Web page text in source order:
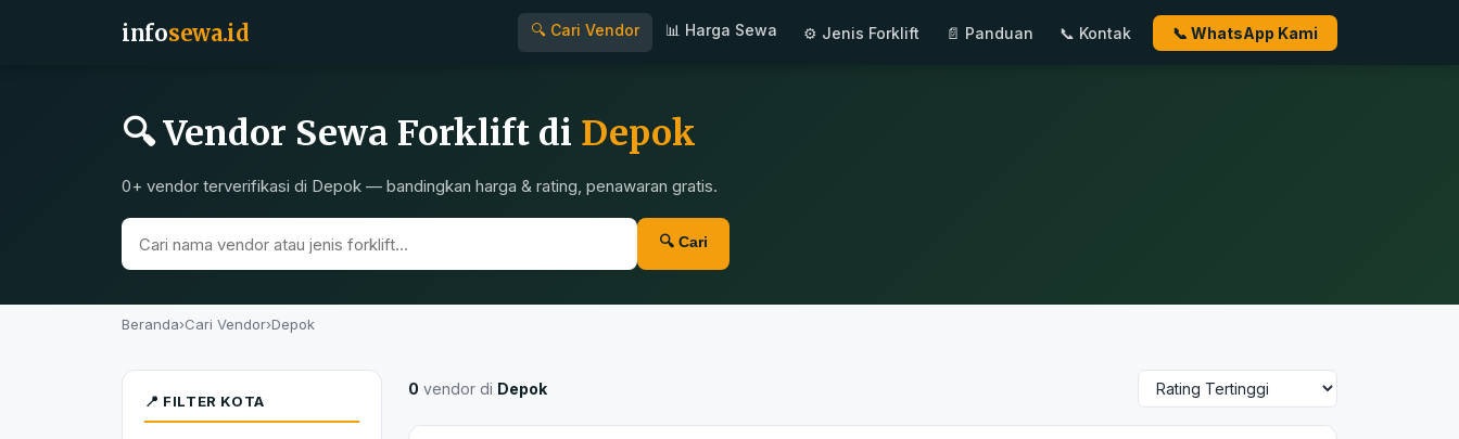
infosewa.id 🔍 Cari Vendor 📊 Harga Sewa ⚙ Jenis Forklift 📄 Panduan 📞 Kontak 📞 WhatsApp Kami
🔍 Vendor Sewa Forklift di Depok
0+ vendor terverifikasi di Depok — bandingkan harga & rating, penawaran gratis.
🔍 Cari
Beranda›Cari Vendor›Depok
📍 FILTER KOTA
0 vendor di Depok